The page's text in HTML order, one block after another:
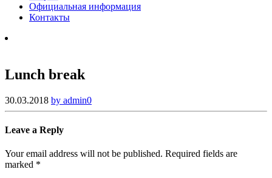
Официальная информация
Контакты
Lunch break
30.03.2018 by admin0
Leave a Reply
Your email address will not be published. Required fields are
marked *